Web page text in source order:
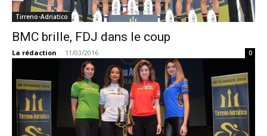
Tirreno-Adriatico
BMC brille, FDJ dans le coup
La rédaction - 11/03/2016 0